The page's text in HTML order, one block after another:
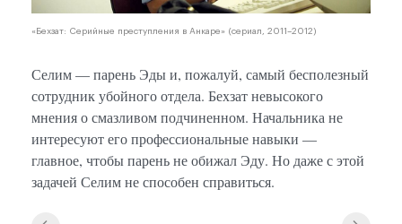
«Бехзат: Серийные преступления в Анкаре» (сериал, 2011–2012)
Селим — парень Эды и, пожалуй, самый бесполезный
сотрудник убойного отдела. Бехзат невысокого
мнения о смазливом подчиненном. Начальника не
интересуют его профессиональные навыки —
главное, чтобы парень не обижал Эду. Но даже с этой
задачей Селим не способен справиться.